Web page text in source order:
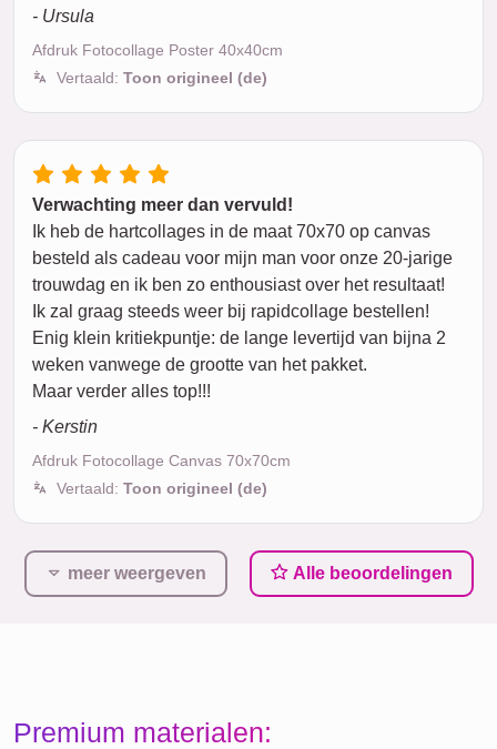
- Ursula
Afdruk Fotocollage Poster 40x40cm
Vertaald: Toon origineel (de)
Verwachting meer dan vervuld!
Ik heb de hartcollages in de maat 70x70 op canvas
besteld als cadeau voor mijn man voor onze 20-jarige
trouwdag en ik ben zo enthousiast over het resultaat!
Ik zal graag steeds weer bij rapidcollage bestellen!
Enig klein kritiekpuntje: de lange levertijd van bijna 2
weken vanwege de grootte van het pakket.
Maar verder alles top!!!
- Kerstin
Afdruk Fotocollage Canvas 70x70cm
Vertaald: Toon origineel (de)
meer weergeven Alle beoordelingen
Premium materialen: